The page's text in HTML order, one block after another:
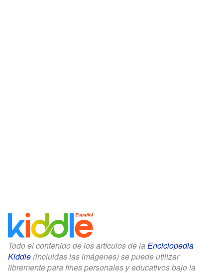
Todo el contenido de los artículos de la Enciclopedia
Kiddle (incluidas las imágenes) se puede utilizar
libremente para fines personales y educativos bajo la